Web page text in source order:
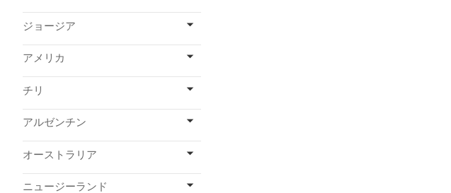
ジョージア
アメリカ
チリ
アルゼンチン
オーストラリア
ニュージーランド